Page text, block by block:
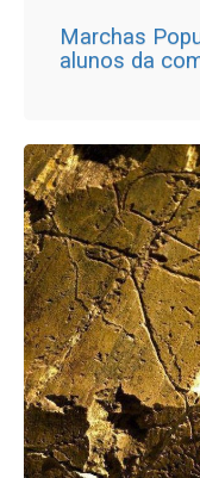
Marchas
alunos da